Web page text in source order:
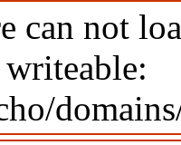
can not
writeable: